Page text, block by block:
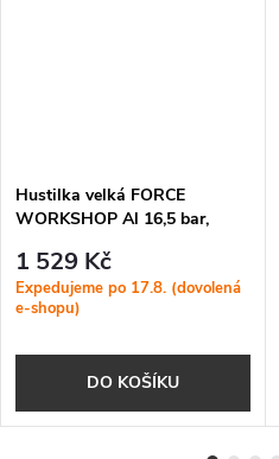
Hustilka velká FORCE
WORKSHOP Al 16,5 bar,
1 529 Kč
Expedujeme po 17.8. (dovolená
e-shopu)
DO KOŠÍKU